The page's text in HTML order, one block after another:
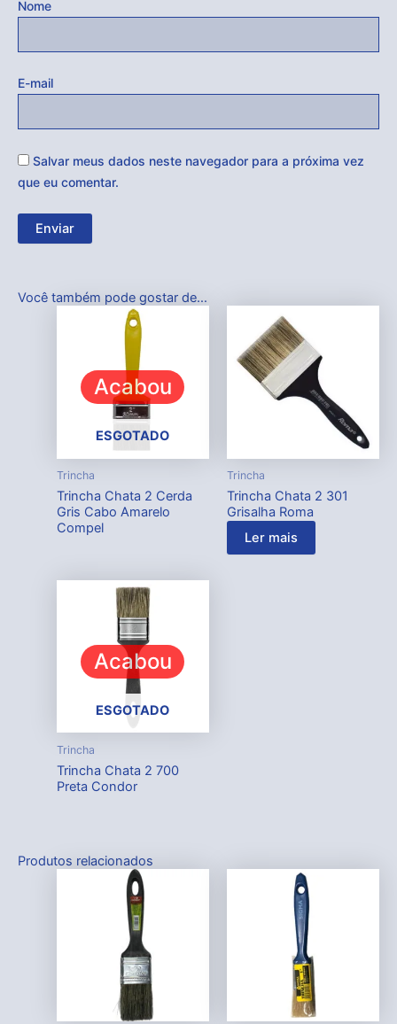
Nome
E-mail
Salvar meus dados neste navegador para a próxima vez
que eu comentar.
Você também pode gostar de…
Acabou
ESGOTADO
Trincha
Trincha Chata 2 Cerda
Gris Cabo Amarelo
Compel
Trincha
Trincha Chata 2 301
Grisalha Roma
Ler mais
Acabou
ESGOTADO
Trincha
Trincha Chata 2 700
Preta Condor
Produtos relacionados